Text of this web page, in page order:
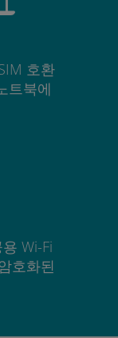
호환
트북에
Wi-Fi
호화된